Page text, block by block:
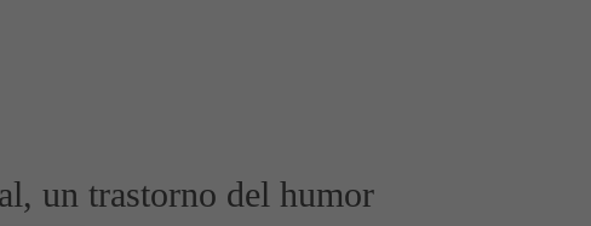
un trastorno del humor